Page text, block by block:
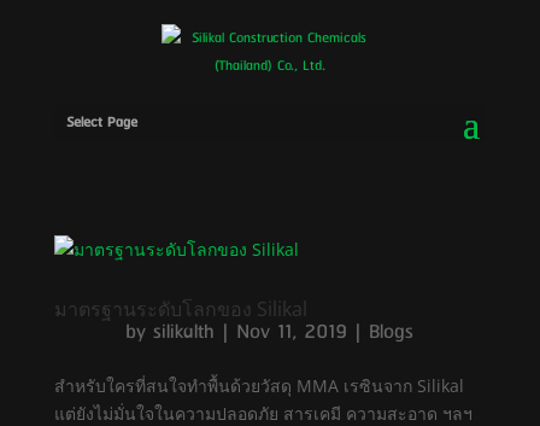
Select Page
มาตรฐานระดับโลกของ Silikal
bysilikalth | Nov 11, 2019 | Blogs
สำหรับใครที่สนใจทำพื้นด้วยวัสดุ MMA เรซินจาก Silikal
แต่ยังไม่มั่นใจในความปลอดภัย สารเคมี ความสะอาด ฯลฯ